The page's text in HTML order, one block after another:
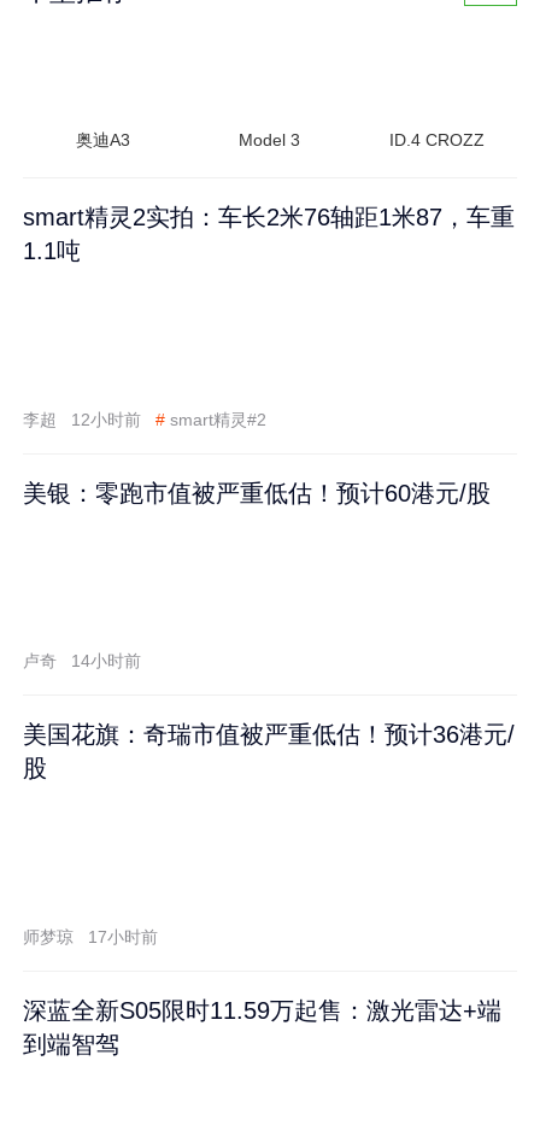
奥迪A3 Model 3 ID.4 CROZZ
smart精灵2实拍：车长2米76轴距1米87，车重
1.1吨
李超 12小时前 # smart精灵#2
美银：零跑市值被严重低估！预计60港元/股
卢奇 14小时前
美国花旗：奇瑞市值被严重低估！预计36港元/
股
师梦琼 17小时前
深蓝全新S05限时11.59万起售：激光雷达+端
到端智驾